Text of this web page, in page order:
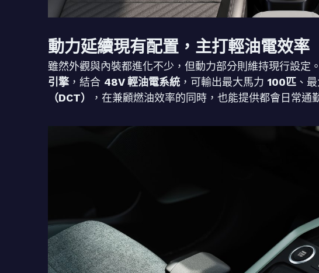
動力延續現有配置，主打輕油電效率
雖然外觀與內裝都進化不少，但動力部分則維持現行設定
引擎，結合 48V 輕油電系統 ，可輸出最大馬力 100匹 、
（DCT）
，在兼顧燃油效率的同時，也能提供都會日常通